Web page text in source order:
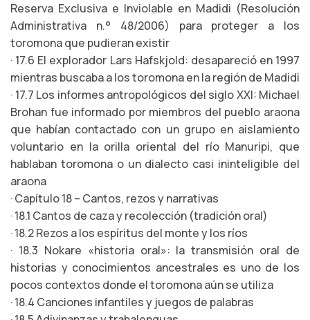
Reserva Exclusiva e Inviolable en Madidi (Resolución
Administrativa n.° 48/2006) para proteger a los
toromona que pudieran existir
· 17.6 El explorador Lars Hafskjold: desapareció en 1997
mientras buscaba a los toromona en la región de Madidi
· 17.7 Los informes antropológicos del siglo XXI: Michael
Brohan fue informado por miembros del pueblo araona
que habían contactado con un grupo en aislamiento
voluntario en la orilla oriental del río Manuripi, que
hablaban toromona o un dialecto casi ininteligible del
araona
· Capítulo 18 – Cantos, rezos y narrativas
· 18.1 Cantos de caza y recolección (tradición oral)
· 18.2 Rezos a los espíritus del monte y los ríos
· 18.3 Nokare «historia oral»: la transmisión oral de
historias y conocimientos ancestrales es uno de los
pocos contextos donde el toromona aún se utiliza
· 18.4 Canciones infantiles y juegos de palabras